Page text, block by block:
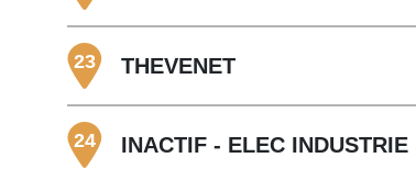
23 THEVENET
24 INACTIF - ELEC INDUSTRIE